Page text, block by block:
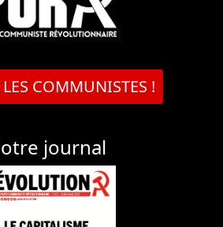
LES COMMUNISTES !
journal